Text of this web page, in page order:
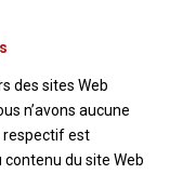
des sites Web
n’avons aucune
respectif est
du site Web